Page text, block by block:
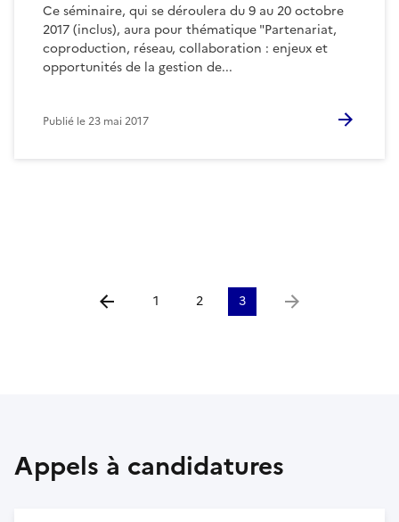
Ce séminaire, qui se déroulera du 9 au 20 octobre
2017 (inclus), aura pour thématique "Partenariat,
coproduction, réseau, collaboration : enjeux et
opportunités de la gestion de...
Publié le23 mai 2017
Aller à la page précédente
1 2 3 Aller à la page
Appels à candidatures